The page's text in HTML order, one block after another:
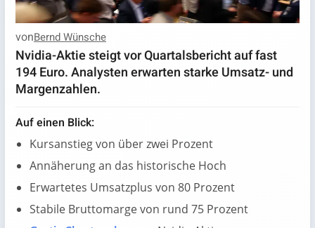
vonBernd Wünsche
Nvidia-Aktie steigt vor Quartalsbericht auf fast
194 Euro. Analysten erwarten starke Umsatz- und
Margenzahlen.
Auf einen Blick:
Kursanstieg von über zwei Prozent
Annäherung an das historische Hoch
Erwartetes Umsatzplus von 80 Prozent
Stabile Bruttomarge von rund 75 Prozent